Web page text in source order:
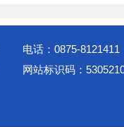
电话：0875-8121411
网站标识码：